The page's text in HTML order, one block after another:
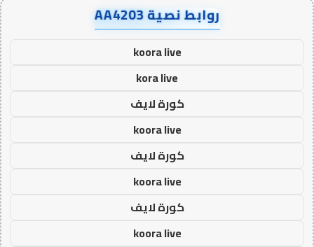
روابط نصية AA4203
koora live
kora live
كورة لايف
koora live
كورة لايف
koora live
كورة لايف
koora live